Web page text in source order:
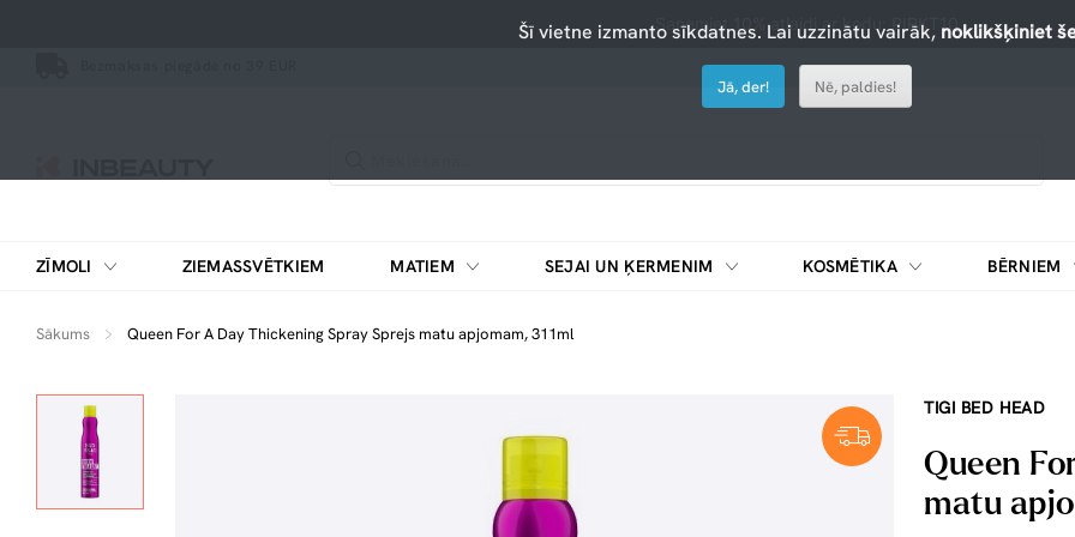
Saņemiet 10% atlaidi ar kodu: PIRKT10
ZĪMOLI ZIEMASSVĒTKIEM MATIEM SEJAI UN ĶERMENIM KOSMĒTIKA BĒRNIEM
Sākums Queen For A Day Thickening Spray Sprejs matu apjomam, 311ml
TIGI BED HEAD
Queen
matu
Šī vietne izmanto sīkdatnes. Lai uzzinātu vairāk, noklikšķiniet
Jā, der! Nē, paldies!